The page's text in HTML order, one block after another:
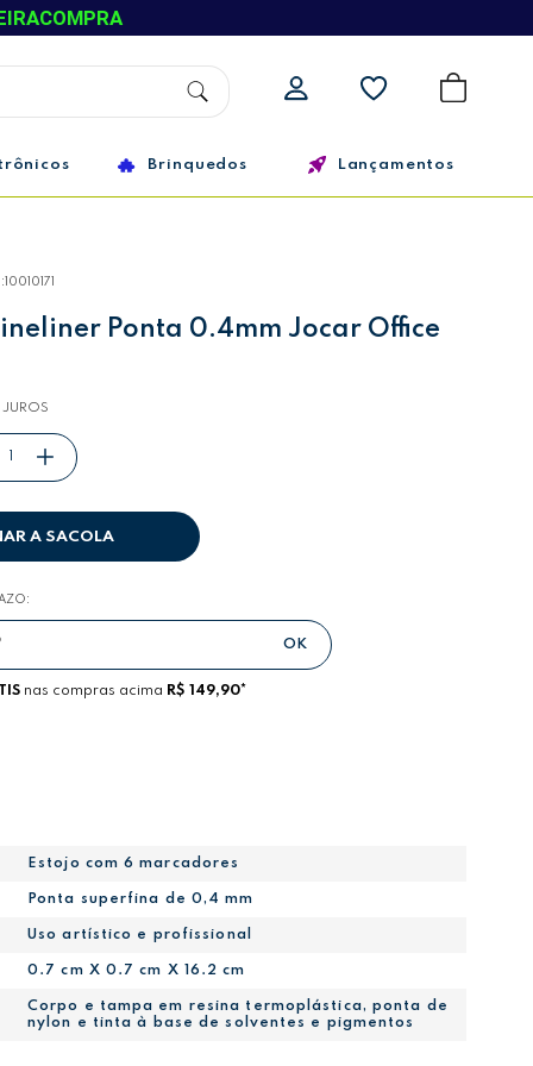
Brinquedos Lançamentos
10010171
Ponta 0.4mm Jocar Office
A SACOLA
nas compras acima R$ 149,90*
Estojo com 6 marcadores
Ponta superfina de 0,4 mm
Uso artístico e profissional
0.7 cm X 0.7 cm X 16.2 cm
Corpo e tampa em resina termoplástica, ponta de
nylon e tinta à base de solventes e pigmentos